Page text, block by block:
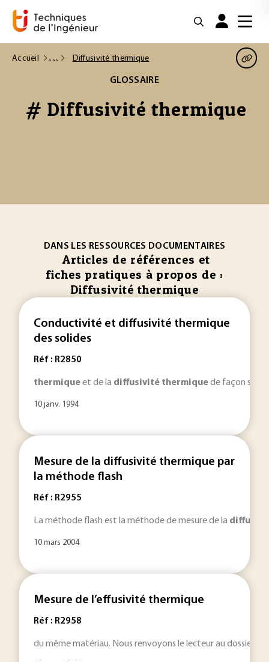
Accueil Diffusivité thermique
GLOSSAIRE
# Diffusivité thermique
DANS LES RESSOURCES DOCUMENTAIRES
Articles de références et
fiches pratiques à propos de :
Diffusivité thermique
Conductivité et diffusivité thermique
des solides
Réf : R2850
thermiqueet de la diffusivité thermiquede façon
10 janv. 1994
Mesure de la diffusivité thermique par
la méthode flash
Réf : R2955
La méthode flash est la méthode de mesure de la
10 mars 2004
Mesure de l’effusivité thermique
Réf : R2958
du même matériau. Nous renvoyons le lecteur au dossier